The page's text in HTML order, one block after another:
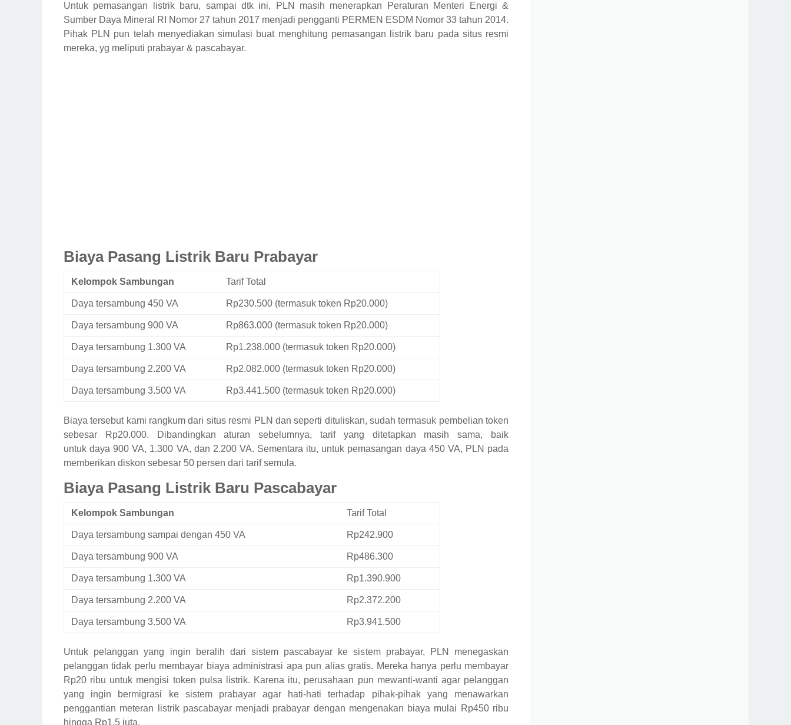
Untuk pemasangan listrik baru, sampai dtk ini, PLN masih menerapkan Peraturan Menteri Energi &
Sumber Daya Mineral RI Nomor 27 tahun 2017 menjadi pengganti PERMEN ESDM Nomor 33 tahun 2014.
Pihak PLN pun telah menyediakan simulasi buat menghitung pemasangan listrik baru pada situs resmi
mereka, yg meliputi prabayar & pascabayar.
Biaya Pasang Listrik Baru Prabayar
Kelompok Sambungan TarifTotal
Daya tersambung 450 VA Rp230.500 (termasuk token Rp20.000)
Daya tersambung 900 VA Rp863.000 (termasuk token Rp20.000)
Daya tersambung 1.300 VA Rp1.238.000 (termasuk token Rp20.000)
Daya tersambung 2.200 VA Rp2.082.000 (termasuk token Rp20.000)
Daya tersambung 3.500 VA Rp3.441.500 (termasuk token Rp20.000)
Biaya tersebut kami rangkum dari situs resmi PLN dan seperti dituliskan, sudah termasuk pembelian token
sebesar Rp20.000. Dibandingkan aturan sebelumnya, tarif yang ditetapkan masih sama, baik
untuk daya 900 VA, 1.300 VA, dan 2.200 VA. Sementara itu, untuk pemasangan daya 450 VA, PLN pada
memberikan diskon sebesar 50 persen dari tarif semula.
Biaya Pasang Listrik Baru Pascabayar
Kelompok Sambungan TarifTotal
Daya tersambung sampai dengan 450 VA Rp242.900
Daya tersambung 900 VA Rp486.300
Daya tersambung 1.300 VA Rp1.390.900
Daya tersambung 2.200 VA Rp2.372.200
Daya tersambung 3.500 VA Rp3.941.500
Untuk pelanggan yang ingin beralih dari sistem pascabayar ke sistem prabayar, PLN menegaskan
pelanggan tidak perlu membayar biaya administrasi apa pun alias gratis. Mereka hanya perlu membayar
Rp20 ribu untuk mengisi token pulsa listrik. Karena itu, perusahaan pun mewanti-wanti agar pelanggan
yang ingin bermigrasi ke sistem prabayar agar hati-hati terhadap pihak-pihak yang menawarkan
penggantian meteran listrik pascabayar menjadi prabayar dengan mengenakan biaya mulai Rp450 ribu
hingga Rp1,5 juta.